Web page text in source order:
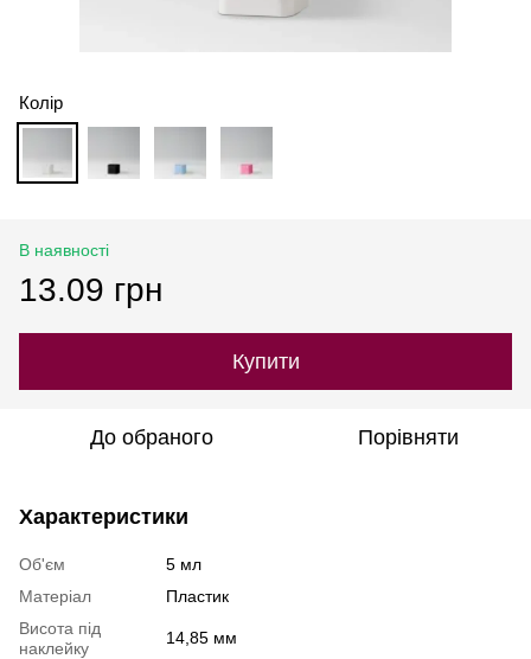
Колір
В наявності
13.09 грн
Купити
До обраного Порівняти
Характеристики
Об'єм
5 мл
Матеріал
Пластик
Висота під
наклейку
14,85 мм